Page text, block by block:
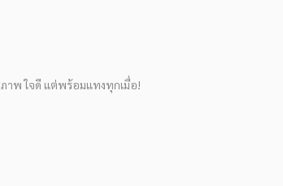
าพ ใจดี แต่พร้อมแทงทุกเมื่อ!